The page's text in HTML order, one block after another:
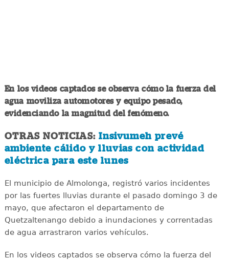
En los videos captados se observa cómo la fuerza del
agua moviliza automotores y equipo pesado,
evidenciando la magnitud del fenómeno.
OTRAS NOTICIAS:Insivumeh prevé
ambiente cálido y lluvias con actividad
eléctrica para este lunes
El municipio de Almolonga, registró varios incidentes
por las fuertes lluvias durante el pasado domingo 3 de
mayo, que afectaron el departamento de
Quetzaltenango debido a inundaciones y correntadas
de agua arrastraron varios vehículos.
En los videos captados se observa cómo la fuerza del